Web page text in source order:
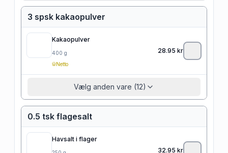
3 spsk kakaopulver
Kakaopulver
400 g
Netto
28.95 kr
Vælg anden vare (12)
0.5 tsk flagesalt
Havsalt i flager
32.95 kr